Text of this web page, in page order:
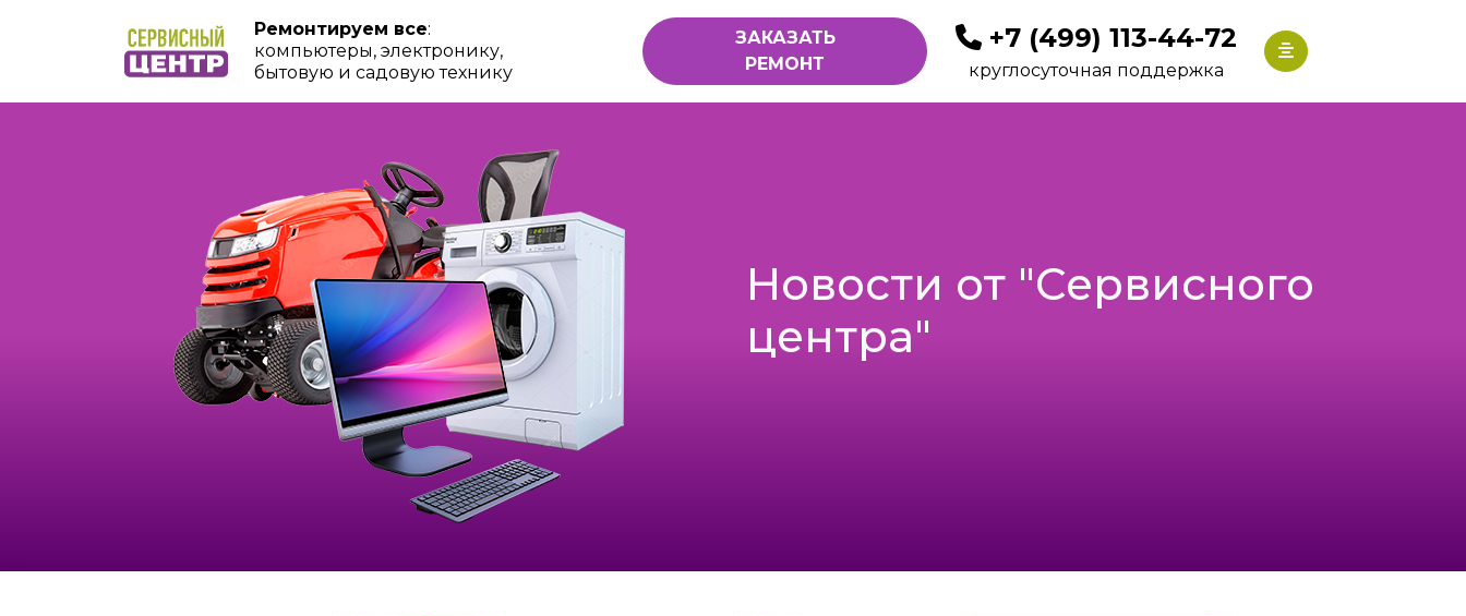
Ремонтируем все:
компьютеры, электронику,
бытовую и садовую технику
ЗАКАЗАТЬ
РЕМОНТ
+7 (499) 113-44-72
круглосуточная поддержка
Новости от "Сервисного
центра"